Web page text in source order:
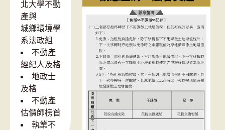
北大學不動
產與
城鄉環境學
系法政組
不動產
經紀人及格
地政士
及格
不動產
估價師榜首
執業不